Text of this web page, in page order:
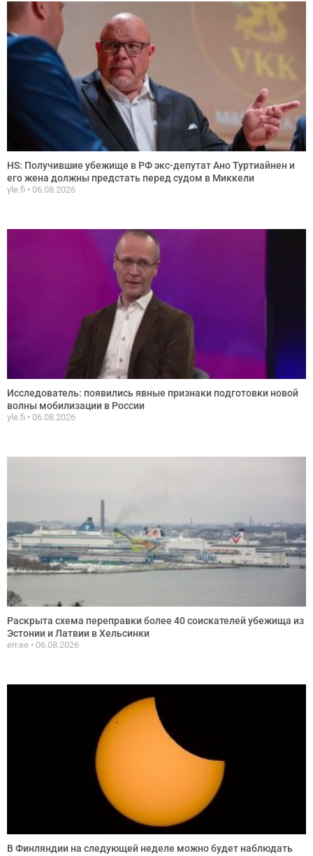
HS: Получившие убежище в РФ экс-депутат Ано Туртиайнен и
его жена должны предстать перед судом в Миккели
yle.fi 06.08.2026
Исследователь: появились явные признаки подготовки новой
волны мобилизации в России
yle.fi 06.08.2026
Раскрыта схема переправки более 40 соискателей убежища из
Эстонии и Латвии в Хельсинки
err.ee 06.08.2026
В Финляндии на следующей неделе можно будет наблюдать